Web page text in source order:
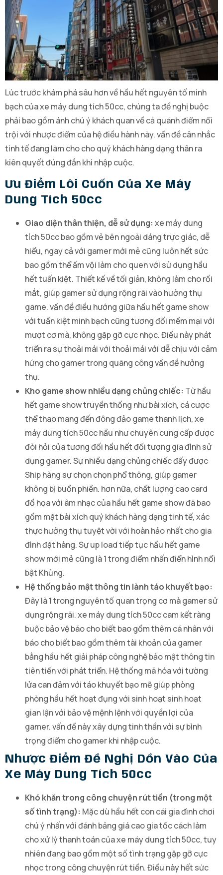
Lúc trước khám phá sâu hơn về hầu hết nguyên tố minh
bạch của xe máy dung tích 50cc, chúng ta đề nghị buộc
phải bao gồm ánh chú ý khách quan về cả quánh điểm nổi
trội với nhược điểm của hệ điều hành này. vấn đề cân nhắc
tinh tế đang làm cho cho quý khách hàng dạng thân ra
kiên quyết đúng đắn khi nhập cuộc.
Ưu Điểm Lôi Cuốn Của Xe Máy
Dung Tích 50cc
Giao diện thân thiện, dễ sử dụng: xe máy dung
tích 50cc bao gồm vẻ bên ngoài dáng trực giác, dễ
hiểu, ngay cả với gamer mới mẻ cũng luôn hết sức
bao gồm thể ấm vội làm cho quen với sử dụng hầu
hết tuấn kiệt. Thiết kế về tối giản, không làm cho rối
mắt, giúp gamer sử dụng rộng rãi vào hưởng thụ
game. vấn đề điều hướng giữa hầu hết game show
với tuấn kiệt minh bạch cũng tương đối mềm mại với
mượt cơ mà, không gặp gỡ cực nhọc. Điều này phát
triển ra sự thoải mái với thoải mái với dễ chịu với cảm
hứng cho gamer trong quãng công vấn đề hưởng
thụ.
Kho game show nhiều dạng chủng chiếc: Từ hầu
hết game show truyền thống như bài xích, cá cược
thể thao mang đến đông đảo game thanh lịch, xe
máy dung tích 50cc hầu như chuyên cung cấp được
đòi hỏi của tương đối hầu hết đối tượng gia đình sử
dụng gamer. Sự nhiều dạng chủng chiếc đấy được
Ship hàng sự chọn chọn phổ thông, giúp gamer
không bị buồn phiền. hơn nữa, chất lượng cao card
đồ họa với âm nhạc của hầu hết game show đã bao
gồm mặt bài xích quý khách hàng dạng tinh tế, xác
thực hưởng thụ tuyệt vời với hoàn hảo nhất cho gia
đình đặt hàng. Sự up load tiếp tục hầu hết game
show mới mẻ cũng là 1 trong điểm nhấn điển hình nổi
bật Khủng.
Hệ thống bảo mật thông tin lành táo khuyết bạo:
Đây là 1 trong nguyên tố quan trọng cơ mà gamer sử
dụng rộng rãi. xe máy dung tích 50cc cam kết ràng
buộc bảo vệ báo cho biết bao gồm thêm cá nhân với
báo cho biết bao gồm thêm tài khoản của gamer
bằng hầu hết giải pháp công nghệ bảo mật thông tin
tiên tiến với phát triển. Hệ thống mã hóa với tường
lửa can đảm với táo khuyết bạo mẽ giúp phòng
phòng hầu hết hoạt đụng với sinh hoạt sinh hoạt
gian lận với bảo vệ mệnh lệnh với quyền lợi của
gamer. vấn đề này xây dựng tinh thần với sự bình
trọng điểm cho gamer khi nhập cuộc.
Nhược Điểm Đề Nghị Dồn Vào Của
Xe Máy Dung Tích 50cc
Khó khăn trong công chuyện rút tiền (trong một
số tình trạng): Mặc dù hầu hết con cái gia đình chơi
chú ý nhấn với đánh bảng giá cao gia tốc cách làm
cho xử lý thanh toán của xe máy dung tích 50cc, tuy
nhiên đang bao gồm một số tình trạng gặp gỡ cực
nhọc trong công chuyện rút tiền. Điều này hết sức